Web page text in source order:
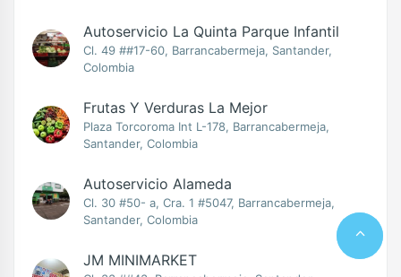
Autoservicio La Quinta Parque Infantil
Cl. 49 ##17-60, Barrancabermeja, Santander,
Colombia
Frutas Y Verduras La Mejor
Plaza Torcoroma Int L-178, Barrancabermeja,
Santander, Colombia
Autoservicio Alameda
Cl. 30 #50- a, Cra. 1 #5047, Barrancabermeja,
Santander, Colombia
JM MINIMARKET